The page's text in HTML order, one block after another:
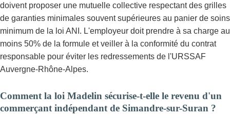
doivent proposer une mutuelle collective respectant des grilles
de garanties minimales souvent supérieures au panier de soins
minimum de la loi ANI. L'employeur doit prendre à sa charge au
moins 50% de la formule et veiller à la conformité du contrat
responsable pour éviter les redressements de l'URSSAF
Auvergne-Rhône-Alpes.
Comment la loi Madelin sécurise-t-elle le revenu d'un
commerçant indépendant de Simandre-sur-Suran ?